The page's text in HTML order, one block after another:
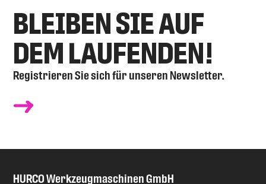
BLEIBEN SIE AUF
DEM LAUFENDEN!
Registrieren Sie sich für unseren Newsletter.
HURCOWerkzeugmaschinen GmbH